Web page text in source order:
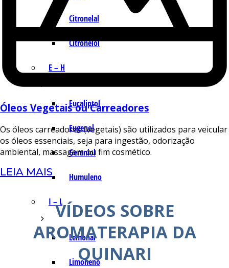
Citronelal
Citronelol
E – H
Eucaliptol
Eugenol
Geraniol
Humuleno
I – L
Lemonal
Limoneno
Óleos Vegetais ou Carreadores
Os óleos carreadores (vegetais) são utilizados para veicular
os óleos essenciais, seja para ingestão, odorização
ambiental, massagem ou fim cosmético.
LEIA MAIS
VÍDEOS SOBRE
AROMATERAPIA DA
QUINARI